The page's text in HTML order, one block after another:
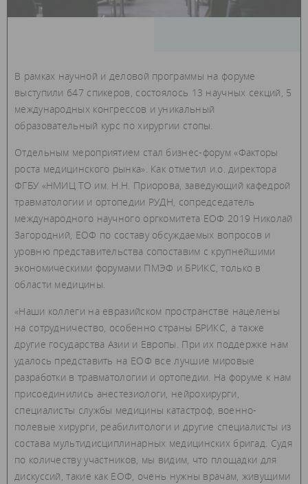
В рамках научной и деловой программы на форуме
выступили 647 спикеров, состоялось 13 научных секций, 5
международных конгрессов и уникальный
образовательный курс по хирургии стопы.
Отдельным мероприятием стал бизнес-форум «Факторы
роста медицинского рынка». Как отметил и.о. директора
ФГБУ «НМИЦ ТО им. Н.Н. Приорова, заведующий кафедрой
травматологии и ортопедии РУДН, сопредседатель
международного научного оргкомитета ЕОФ 2019 Николай
Загородний, ЕОФ по составу обсуждаемых вопросов и
уровню представительства сопоставим с крупнейшими
экономическими форумами ПМЭФ и БРИКС, только в
области медицины.
«Наши коллеги на евразийском пространстве нацелены
на сотрудничество, особенно страны БРИКС, а также
другие государства Азии и Европы. При их поддержке нам
удалось представить на ЕОФ все лучшие мировые
разработки в травматологии и ортопедии. На форуме к нам
присоединились анестезиологи, нейрохирурги,
специалисты службы медицины катастроф, военно-
полевые хирурги, реабилитологи и другие специалисты из
состава мультидисциплинарных медицинских бригад. Судя
по количеству участников, мы видим, что площадки для
дискуссий, такие как ЕОФ, очень нужны врачам, живущими